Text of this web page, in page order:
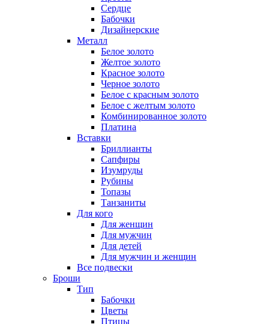
Сердце
Бабочки
Дизайнерские
Металл
Белое золото
Желтое золото
Красное золото
Черное золото
Белое с красным золото
Белое с желтым золото
Комбинированное золото
Платина
Вставки
Бриллианты
Сапфиры
Изумруды
Рубины
Топазы
Танзаниты
Для кого
Для женщин
Для мужчин
Для детей
Для мужчин и женщин
Все подвески
Броши
Тип
Бабочки
Цветы
Птицы